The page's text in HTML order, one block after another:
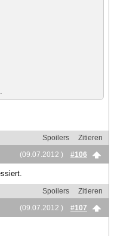
Spoilers
Zitieren
(09.07.2012 )
#106
Spoilers
Zitieren
(09.07.2012 )
#107